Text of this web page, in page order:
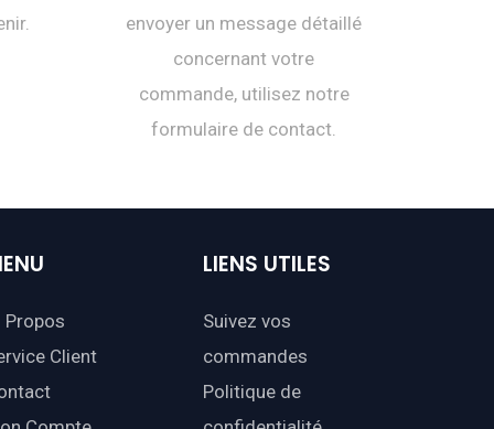
envoyer un message détaillé
concernant votre
commande, utilisez notre
formulaire de contact.
Client
LIENS UTILES
Suivez vos
commandes
Politique de